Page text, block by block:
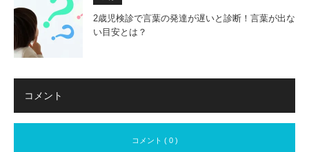
2歳児検診で言葉の発達が遅いと診断！言葉が出な
い目安とは？
コメント
コメント ( 0 )